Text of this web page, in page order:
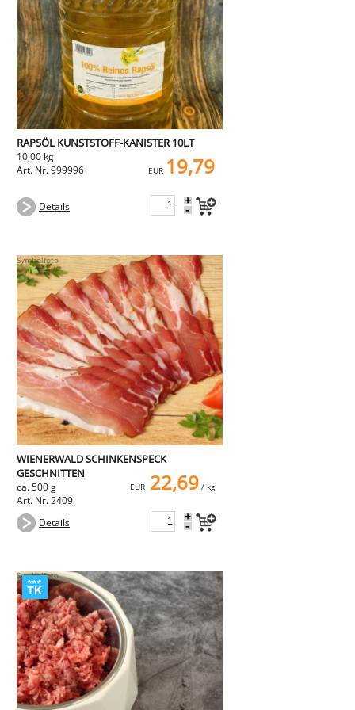
NEMETZ-DOGS
Hundefutter
nass
trocken
Belcando
Barf-Zusätze
Katzenfutter
Gutschein kaufen
RAPSÖL KUNSTSTOFF-KANISTER 10LT
10,00 kg
Art. Nr. 999996
EUR 19,79
Details +
-
WIENERWALD SCHINKENSPECK
GESCHNITTEN
ca. 500 g
Art. Nr. 2409
EUR 22,69/ kg
Details +
-